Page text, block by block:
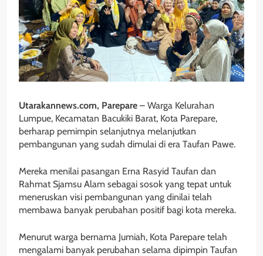
Utarakannews.com, Parepare – Warga Kelurahan
Lumpue, Kecamatan Bacukiki Barat, Kota Parepare,
berharap pemimpin selanjutnya melanjutkan
pembangunan yang sudah dimulai di era Taufan Pawe.
Mereka menilai pasangan Erna Rasyid Taufan dan
Rahmat Sjamsu Alam sebagai sosok yang tepat untuk
meneruskan visi pembangunan yang dinilai telah
membawa banyak perubahan positif bagi kota mereka.
Menurut warga bernama Jumiah, Kota Parepare telah
mengalami banyak perubahan selama dipimpin Taufan